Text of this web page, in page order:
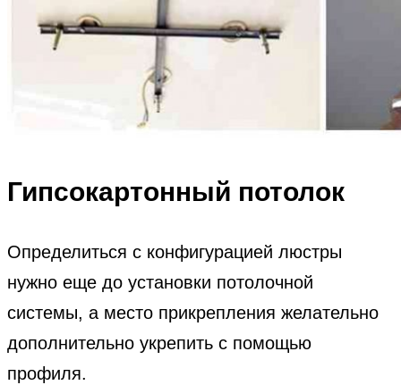
Гипсокартонный потолок
Определиться с конфигурацией люстры
нужно еще до установки потолочной
системы, а место прикрепления желательно
дополнительно укрепить с помощью
профиля.